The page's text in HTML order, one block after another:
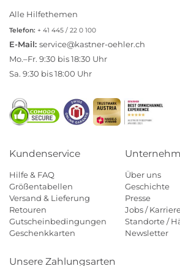
Alle Hilfethemen
Telefon: + 41 445 / 22 0 100
E-Mail: service@kastner-oehler.ch
Mo.–Fr. 9:30 bis 18:30 Uhr
Sa. 9:30 bis 18:00 Uhr
Kundenservice
Hilfe & FAQ
Größentabellen
Versand & Lieferung
Retouren
Gutscheinbedingungen
Geschenkkarten
Über uns
Geschichte
Presse
Jobs /
Standorte /
Newsletter
Unsere Zahlungsarten